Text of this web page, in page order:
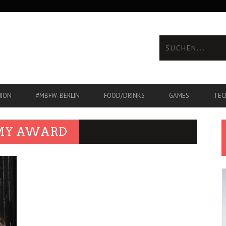
#MBFW-BERLIN FOOD/DRINKS GAMES
AWARD